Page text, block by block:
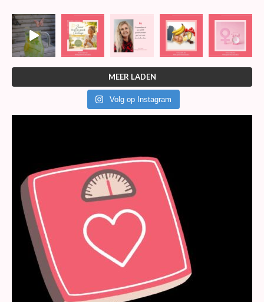
MEER LADEN
Volg op Instagram